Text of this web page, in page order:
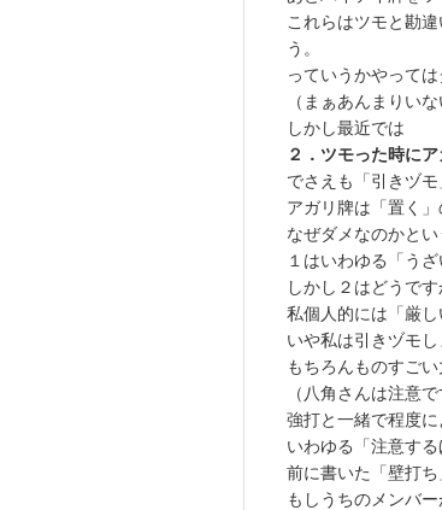
これらはツモと勘
う。
っていうかやっては
（まぁあんまりい
しかし最近では
２．ツモった時に
でさえも「引きヅモ
アガリ牌は「置く」
なぜダメなのかと
１はいわゆる「う
しかし２はどうです
私個人的には「厳し
いや私は引きヅモし
もちろんものすご
（八角さんは注意で
強打と一緒で程度に
いわゆる「注意す
前に書いた「壁打ち
もしうちのメンバ